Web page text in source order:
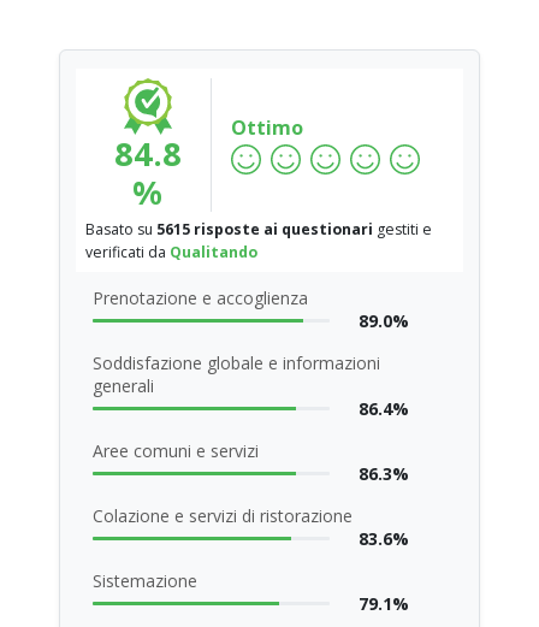
84.8
%
Ottimo
Basato su 5615 risposte ai questionari gestiti e
verificati da Qualitando
Prenotazione e accoglienza
89.0%
Soddisfazione globale e informazioni
generali
86.4%
Aree comuni e servizi
86.3%
Colazione e servizi di ristorazione
83.6%
Sistemazione
79.1%